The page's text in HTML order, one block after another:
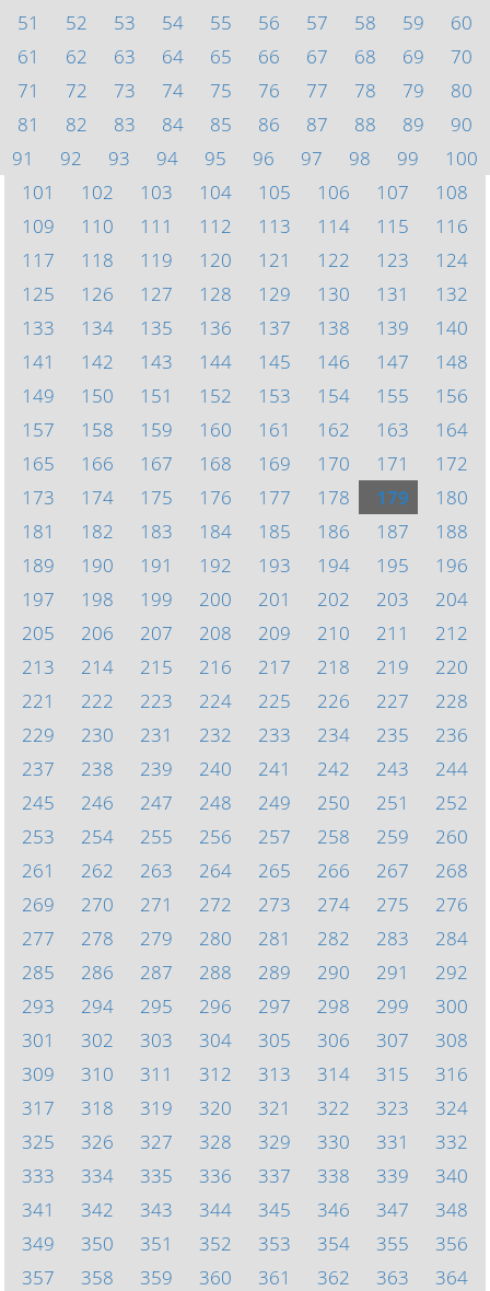
51
52 53 54 55 56 57 58 59
60
61
62 63 64 65 66 67 68 69
70
71
72 73 74 75 76 77 78 79
80
81
82 83 84 85 86 87 88 89
90
91
92 93 94 95 96 97 98 99
100
101
102 103 104 105 106 107
108
109
110 111 112 113 114 115
116
117
118 119 120 121 122 123
124
125
126 127 128 129 130 131
132
133
134 135 136 137 138 139
140
141
142 143 144 145 146 147
148
149
150 151 152 153 154 155
156
157
158 159 160 161 162 163
164
165
166 167 168 169 170 171
172
173
174 175 176 177 178 179
180
181
182 183 184 185 186 187
188
189
190 191 192 193 194 195
196
197
198 199 200 201 202 203
204
205
206 207 208 209 210 211
212
213
214 215 216 217 218 219
220
221
222 223 224 225 226 227
228
229
230 231 232 233 234 235
236
237
238 239 240 241 242 243
244
245
246 247 248 249 250 251
252
253
254 255 256 257 258 259
260
261
262 263 264 265 266 267
268
269
270 271 272 273 274 275
276
277
278 279 280 281 282 283
284
285
286 287 288 289 290 291
292
293
294 295 296 297 298 299
300
301
302 303 304 305 306 307
308
309
310 311 312 313 314 315
316
317
318 319 320 321 322 323
324
325
326 327 328 329 330 331
332
333
334 335 336 337 338 339
340
341
342 343 344 345 346 347
348
349
350 351 352 353 354 355
356
357
358 359 360 361 362 363 364